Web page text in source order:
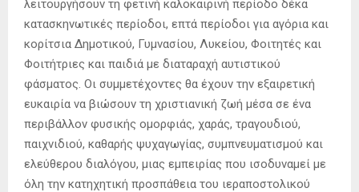
λειτουργήσουν τη φετινή καλοκαιρινή περίοδο δέκα
κατασκηνωτικές περίοδοι, επτά περίοδοι για αγόρια και
κορίτσια Δημοτικού, Γυμνασίου, Λυκείου, Φοιτητές και
Φοιτήτριες και παιδιά με διαταραχή αυτιστικού
φάσματος. Οι συμμετέχοντες θα έχουν την εξαιρετική
ευκαιρία να βιώσουν τη χριστιανική ζωή μέσα σε ένα
περιβάλλον φυσικής ομορφιάς, χαράς, τραγουδιού,
παιχνιδιού, καθαρής ψυχαγωγίας, συμπνευματισμού και
ελεύθερου διαλόγου, μιας εμπειρίας που ισοδυναμεί με
όλη την κατηχητική προσπάθεια του ιεραποστολικού